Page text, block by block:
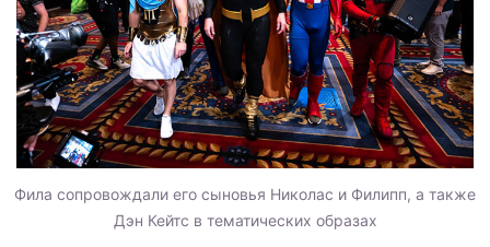
Фила сопровождали его сыновья Николас и Филипп, а также
Дэн Кейтс в тематических образах